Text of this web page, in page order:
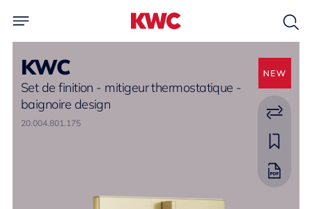
KWC
Set de finition - mitigeur thermostatique -
baignoire design
20.004.801.175